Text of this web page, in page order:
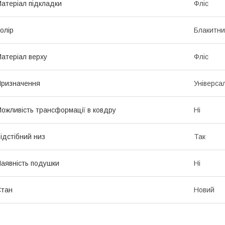
підкладки Фліс
верху Фліс
трансформації в ковдру Ні
низ Так
подушки Ні
Новий